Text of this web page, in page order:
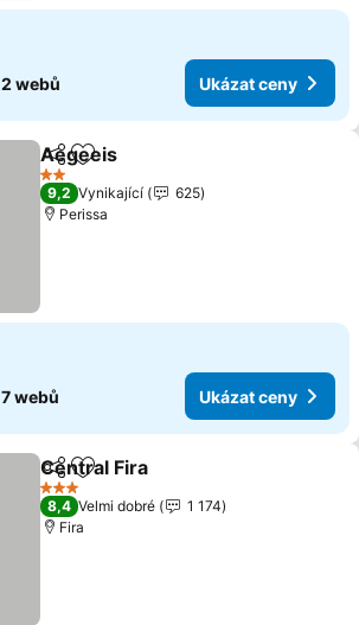
2 webů Ukázat ceny
SdíletPřidat na seznam oblíbených
Aegeeis
2 Počet hvězdiček
9,2 Vynikající
625
Perissa
7 webů Ukázat ceny
SdíletPřidat na seznam oblíbených
Central Fira
3 Počet hvězdiček
8,4 Velmi dobré
1 174
Fira